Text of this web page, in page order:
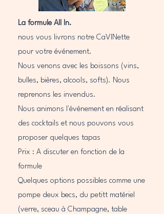
La formule All In.
nous vous livrons notre CaVINette
pour votre événement.
Nous venons avec les boissons (vins,
bulles, bières, alcools, softs). Nous
reprenons les invendus.
Nous animons l'événement en réalisant
des cocktails et nous pouvons vous
proposer quelques tapas
Prix : A discuter en fonction de la
formule
Quelques options possibles comme une
pompe deux becs, du petitt matériel
(verre, sceau à Champagne, table